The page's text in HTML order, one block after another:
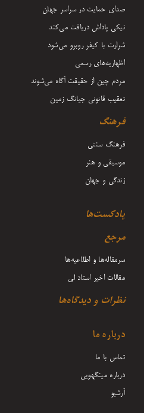
صدای حمایت در سراسر جهان
نیکی پاداش دریافت می‌کند
شرارت با کیفر روبرو می‌شود
اظهاریه‌های رسمی
مردم چین از حقیقت آگاه می‌شوند
تعقیب قانونی جیانگ زمین
فرهنگ
فرهنگ سنتی
موسیقی و هنر
زندگی و جهان
پادکست‌ها
مرجع
سرمقاله‌ها و اطلاعیه‌ها
مقالات اخیر استاد لی
نظرات و دیدگاه‌ها
درباره ما
تماس با ما
درباره مینگهویی
آرشیو